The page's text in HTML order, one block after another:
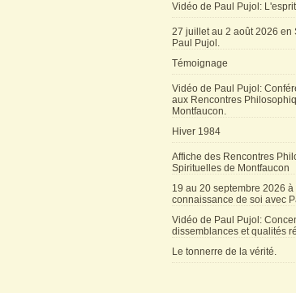
Vidéo de Paul Pujol:
27 juillet au 2 août 2026 en
Paul Pujol.
Témoignage
Vidéo de Paul Pujol:
aux Rencontres
Montfaucon.
Hiver 1984
Affiche des Rencontres
Spirituelles de Montfaucon
19 au 20 septembre 2026
connaissance de soi avec
Vidéo de Paul Pujol:
dissemblances et qualités
Le tonnerre de la vérité.